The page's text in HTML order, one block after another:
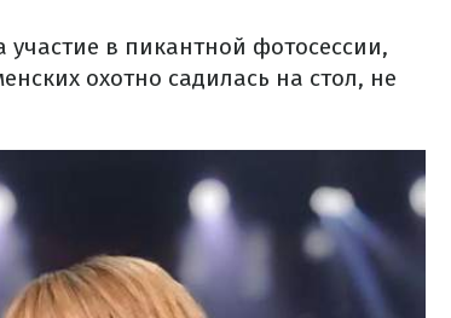
в пикантной фотосессии,
охотно садилась на стол, не